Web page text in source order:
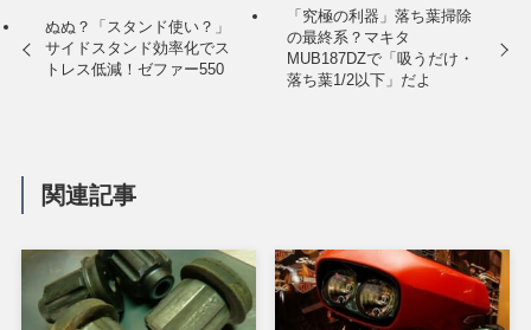
ぬぬ？「スタンド使い？」
サイドスタンド効率化でス
トレス低減！ゼファー550
「究極の利器」落ち葉掃除
の最終系？マキタ
MUB187DZで「吸うだけ・
落ち葉1/2以下」だよ
関連記事